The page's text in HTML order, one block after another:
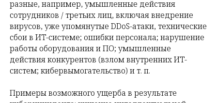
разные, например, умышленные действия
сотрудников / третьих лиц, включая внедрение
вирусов, уже упомянутые DDoS-атаки, технические
сбои в ИТ-системе; ошибки персонала; нарушение
работы оборудования и ПО; умышленные
действия конкурентов (взлом внутренних ИТ-
систем; кибервымогательство) и т. п.
Примеры возможного ущерба в результате